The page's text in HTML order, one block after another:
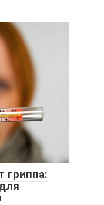
гриппа: